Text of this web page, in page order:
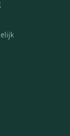
en monofil),
intensief
deze matten